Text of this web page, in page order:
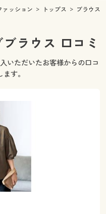
ァッション トップス ブラウス
ラウス 口コミ
いただいたお客様からの口コ
す。